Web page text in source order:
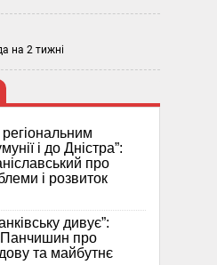
на 2 тижні
і до Дністра”:
про
і розвиток
дивує”:
Панчишин про
та майбутнє